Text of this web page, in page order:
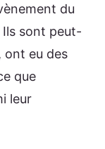
du
sont peut-
ont eu des
que
leur